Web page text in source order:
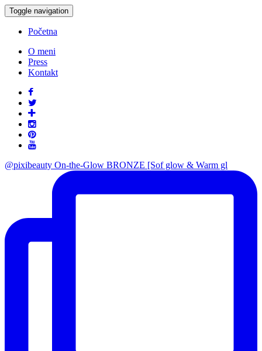
Toggle navigation
Početna
O meni
Press
Kontakt
@pixibeauty On-the-Glow BRONZE [Sof glow & Warm gl